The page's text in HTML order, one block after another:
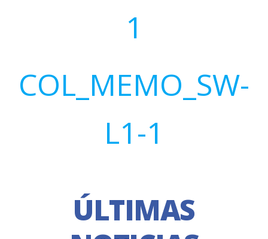
1
COL_MEMO_SW-
L1-1
ÚLTIMAS